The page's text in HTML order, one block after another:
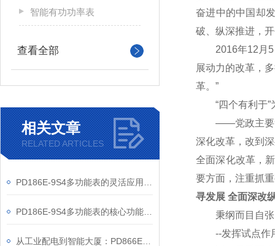
智能有功功率表
查看全部
相关文章
RELATED ARTICLES
奋进中的中国却
破、纵深推进，
2016年12月5
展动力的改革，
革。”
“四个有利于”
——党政主要负
深化改革，改到
全面深化改革，
要方面，注重抓
寻发展 全面深改
秉纲而目自张，
--发挥试点作用